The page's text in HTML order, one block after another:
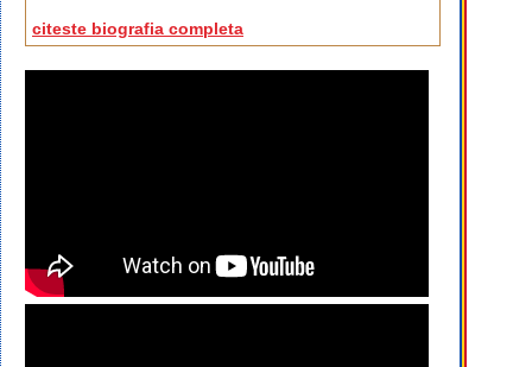
citeste biografia completa